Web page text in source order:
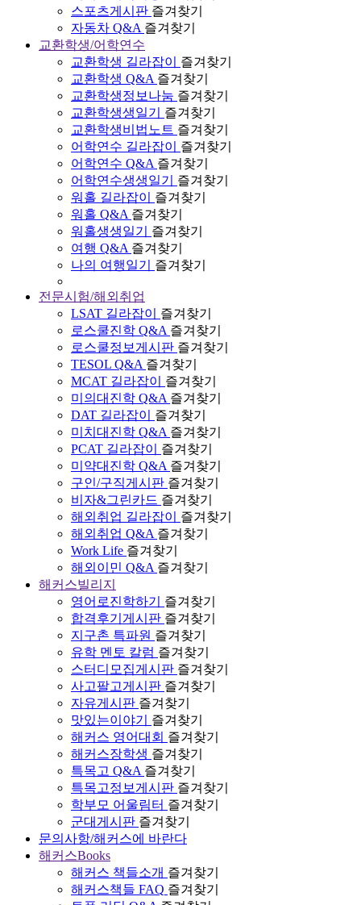
스포츠게시판 즐겨찾기
자동차 Q&A 즐겨찾기
교환학생/어학연수
교환학생 길라잡이
즐겨찾기
교환학생 Q&A 즐겨찾기
교환학생정보나눔 즐겨찾기
교환학생생일기
즐겨찾기
교환학생비법노트 즐겨찾기
어학연수 길라잡이
즐겨찾기
어학연수 Q&A 즐겨찾기
어학연수생생일기
즐겨찾기
워홀 길라잡이
즐겨찾기
워홀 Q&A 즐겨찾기
워홀생생일기
즐겨찾기
여행 Q&A 즐겨찾기
나의 여행일기
즐겨찾기
전문시험/해외취업
LSAT 길라잡이
즐겨찾기
로스쿨진학 Q&A 즐겨찾기
로스쿨정보게시판 즐겨찾기
TESOL Q&A 즐겨찾기
MCAT 길라잡이
즐겨찾기
미의대진학 Q&A 즐겨찾기
DAT 길라잡이
즐겨찾기
미치대진학 Q&A 즐겨찾기
PCAT 길라잡이
즐겨찾기
미약대진학 Q&A 즐겨찾기
구인/구직게시판 즐겨찾기
비자&그린카드 즐겨찾기
해외취업 길라잡이
즐겨찾기
해외취업 Q&A 즐겨찾기
Work Life 즐겨찾기
해외이민 Q&A 즐겨찾기
해커스빌리지
영어로진학하기
즐겨찾기
합격후기게시판 즐겨찾기
지구촌 특파원 즐겨찾기
유학 멘토 칼럼 즐겨찾기
스터디모집게시판 즐겨찾기
사고팔고게시판 즐겨찾기
자유게시판 즐겨찾기
맛있는이야기
즐겨찾기
해커스 영어대회 즐겨찾기
해커스장학생 즐겨찾기
특목고 Q&A 즐겨찾기
특목고정보게시판 즐겨찾기
학부모 어울림터 즐겨찾기
군대게시판 즐겨찾기
문의사항/해커스에 바란다
해커스Books
해커스 책들소개 즐겨찾기
해커스책들 FAQ 즐겨찾기